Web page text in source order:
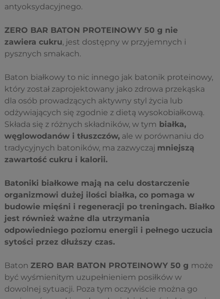
antyoksydacyjnego.
ZERO BAR BATON PROTEINOWY 50 g nie
zawiera cukru, jest dostępny w przyjemnych i
pysznych smakach.
Baton białkowy to nic innego jak batonik proteinowy,
który został zaprojektowany jako zdrowa przekąska
dla osób prowadzących aktywny styl życia lub
odżywiających się zgodnie z dietą wysokobiałkową.
Składa się z różnych składników, w tym białka,
węglowodanów i tłuszczów, ale w porównaniu do
tradycyjnych batoników, ma zazwyczaj mniejszą
zawartość cukru i kalorii.
Batoniki białkowe mają na celu dostarczenie
organizmowi dużej ilości białka, co pomaga w
budowie mięśni i regeneracji po treningach. Białko
jest również ważne dla utrzymania
odpowiedniego poziomu energii i pełnego uczucia
sytości przez dłuższy czas.
Baton ZERO BAR BATON PROTEINOWY 50 g może
być wyśmienitym uzupełnieniem posiłków w
dowolnej sytuacji. Poza tym oczywiście można go